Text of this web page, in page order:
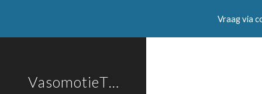
Vraag via
VasomotieTherapie